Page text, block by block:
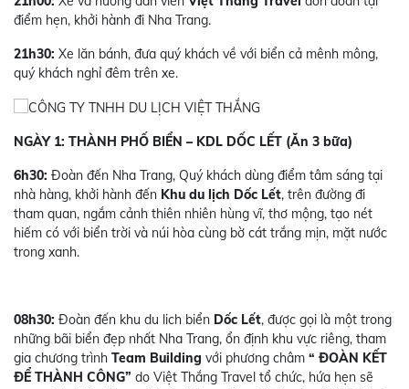
điểm hẹn, khởi hành đi Nha Trang.
21h30: Xe lăn bánh, đưa quý khách về với biển cả mênh mông,
quý khách nghỉ đêm trên xe.
NGÀY 1: THÀNH PHỐ BIỂN – KDL DỐC LẾT (Ăn 3 bữa)
6h30: Đoàn đến Nha Trang, Quý khách dùng điểm tâm sáng tại
nhà hàng, khởi hành đến Khu du lịch Dốc Lết, trên đường đi
tham quan, ngắm cảnh thiên nhiên hùng vĩ, thơ mộng, tạo nét
hiếm có với biển trời và núi hòa cùng bờ cát trắng mịn, mặt nước
trong xanh.
08h30: Đoàn đến khu du lich biển Dốc Lết, được gọi là một trong
những bãi biển đẹp nhất Nha Trang, ổn định khu vực riêng, tham
gia chương trình Team Building với phương châm “ ĐOÀN KẾT
ĐỂ THÀNH CÔNG” do Việt Thắng Travel tổ chức, hứa hẹn sẽ